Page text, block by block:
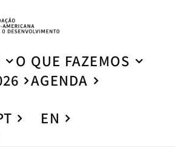
O QUE FAZEMOS
AGENDA
EN